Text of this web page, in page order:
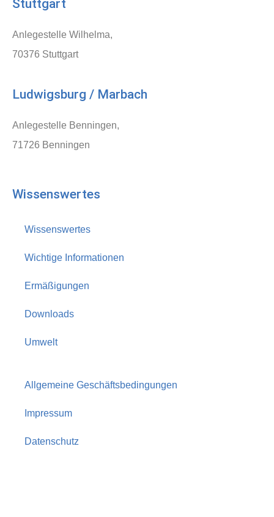
Stuttgart
Anlegestelle Wilhelma,
70376 Stuttgart
Ludwigsburg / Marbach
Anlegestelle Benningen,
71726 Benningen
Wissenswertes
Wissenswertes
Wichtige Informationen
Ermäßigungen
Downloads
Umwelt
Allgemeine Geschäftsbedingungen
Impressum
Datenschutz